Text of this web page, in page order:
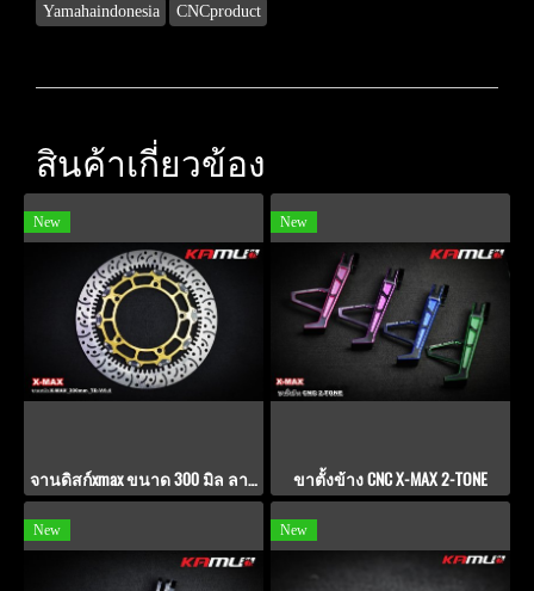
Yamahaindonesia CNCproduct
สินค้าเกี่ยวข้อง
New
จานดิสก์xmax ขนาด 300 มิล ลาย TD-V.9.1
New
ขาตั้งข้าง CNC X-MAX 2-TONE
New New